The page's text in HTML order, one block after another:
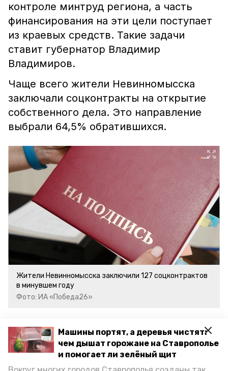
Машины портят, а деревья чистят:
чем дышат горожане на Ставрополье
и помогает ли зелёный щит
контроле минтруд региона, а часть
финансирования на эти цели поступает
из краевых средств. Такие задачи
ставит губернатор Владимир
Владимиров.
Чаще всего жители Невинномысска
заключали соцконтракты на открытие
собственного дела. Это направление
выбрали 64,5% обратившихся.
Жители Невинномысска заключили 127 соцконтрактов
в минувшем году
Фото: ИА «Победа26»
Так, например, субсидияпомогла
начинающей предпринимательнице
открыть кондитерскую.